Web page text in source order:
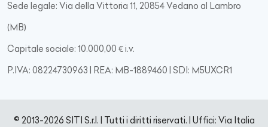
Sede legale: Via della Vittoria 11, 20854 Vedano al Lambro
(MB)
Capitale sociale: 10.000,00 € i.v.
P.IVA: 08224730963 | REA: MB-1889460 | SDI: M5UXCR1
© 2013-2026 SITI S.r.l. | Tutti i diritti riservati. | Uffici: Via Italia